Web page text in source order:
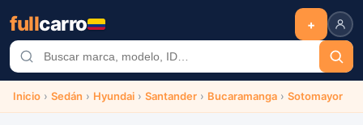
fullcarro +
Inicio › Sedán › Hyundai › Santander › Bucaramanga › Sotomayor